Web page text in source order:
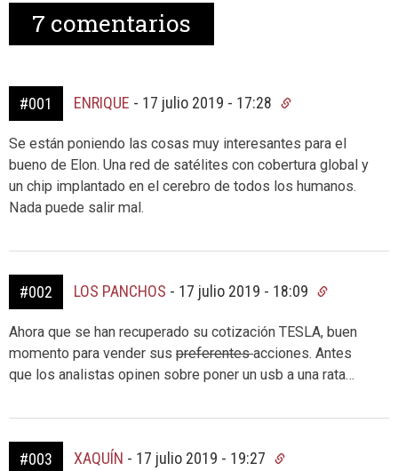
7 comentarios
#001 ENRIQUE - 17 julio 2019 - 17:28
Se están poniendo las cosas muy interesantes para el
bueno de Elon. Una red de satélites con cobertura global y
un chip implantado en el cerebro de todos los humanos.
Nada puede salir mal.
#002 LOS PANCHOS - 17 julio 2019 - 18:09
Ahora que se han recuperado su cotización TESLA, buen
momento para vender sus preferentesacciones. Antes
que los analistas opinen sobre poner un usb a una rata…
#003 XAQUÍN - 17 julio 2019 - 19:27